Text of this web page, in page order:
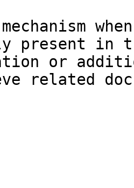
present in
or